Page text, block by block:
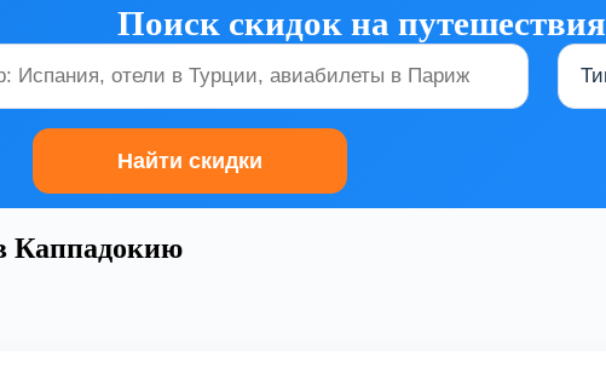
Поиск скидок на путешествия
Каппадокию